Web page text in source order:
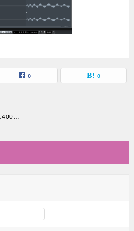
0 0
ザックリ検証！ Akai MPC4000に取り込んだサンプルをTune変更すると、どれだけテンポが変わるのか？